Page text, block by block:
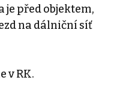
je před objektem,
na dálniční síť
v RK.